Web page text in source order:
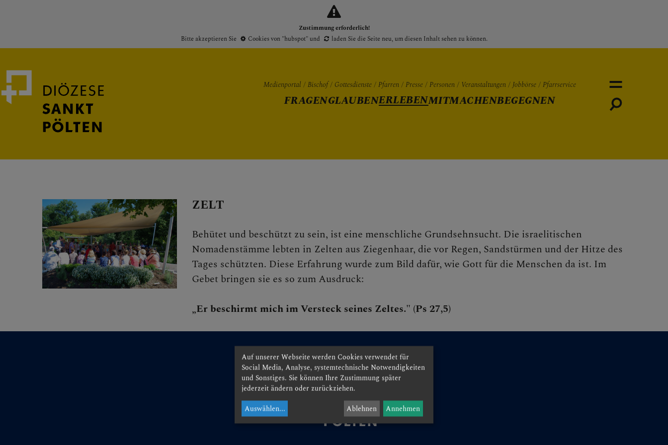
Zustimmung erforderlich!
Bitte akzeptieren Sie
Cookies von "hubspot"und laden Sie die Seite neu, um diesen Inhalt sehen zu können.
FRAGEN
GLAUBEN
ERLEBEN
Medienportal Bischof Gottesdienste Pfarren Presse Personen Veranstaltungen Jobbörse Pfarrservice
FRAGENGLAUBENERLEBENMITMACHENBEGEGNEN
ZELT
Behütet und beschützt zu sein, ist eine menschliche Grundsehnsucht. Die israelitischen
Nomadenstämme lebten in Zelten aus Ziegenhaar, die vor Regen, Sandstürmen und der Hitze des
Tages schützten. Diese Erfahrung wurde zum Bild dafür, wie Gott für die Menschen da ist. Im
Gebet bringen sie es so zum Ausdruck:
„Er beschirmt mich im Versteck seines Zeltes." (Ps 27,5)
Auf unserer Webseite werden Cookies verwendet für
Social Media, Analyse, systemtechnische Notwendigkeiten
und Sonstiges. Sie können Ihre Zustimmung später
jederzeit ändern oder zurückziehen.
Auswählen... Ablehnen Annehmen